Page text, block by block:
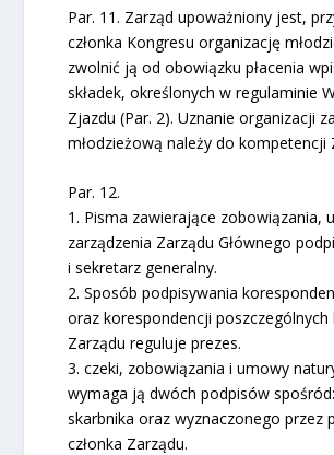
Par. 11. Zarząd upoważniony jest,
członka Kongresu organizację
zwolnić ją od obowiązku płacenia
składek, określonych w regulaminie
Zjazdu (Par. 2). Uznanie organizacji za
młodzieżową należy do kompetencji
Par. 12.
1. Pisma zawierające zobowiązania,
zarządzenia Zarządu Głównego
i sekretarz generalny.
2. Sposób podpisywania
oraz korespondencji poszczególnych
Zarządu reguluje prezes.
3. czeki, zobowiązania i umowy
wymaga ją dwóch podpisów
skarbnika oraz wyznaczonego przez
członka Zarządu.